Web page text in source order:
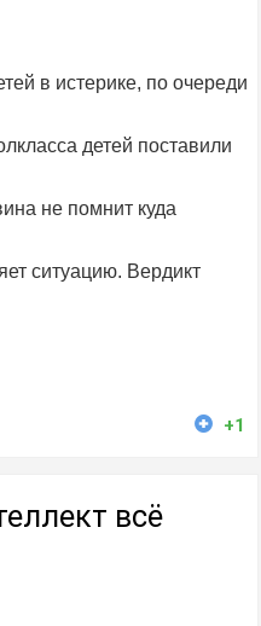
в истерике, по очереди
детей поставили
не помнит куда
ситуацию. Вердикт
+1
всё